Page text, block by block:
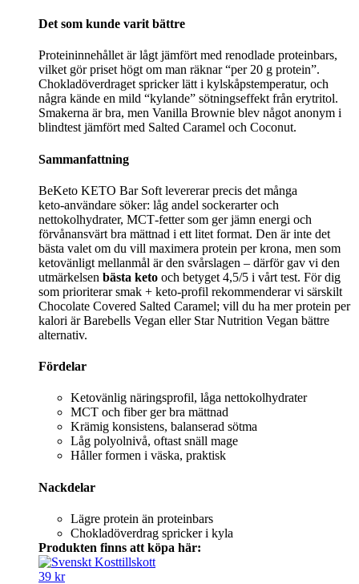
Det som kunde varit bättre
Proteininnehållet är lågt jämfört med renodlade proteinbars,
vilket gör priset högt om man räknar “per 20 g protein”.
Chokladöverdraget spricker lätt i kylskåpstemperatur, och
några kände en mild “kylande” sötningseffekt från erytritol.
Smakerna är bra, men Vanilla Brownie blev något anonym i
blindtest jämfört med Salted Caramel och Coconut.
Sammanfattning
BeKeto KETO Bar Soft levererar precis det många
keto‑användare söker: låg andel sockerarter och
nettokolhydrater, MCT‑fetter som ger jämn energi och
förvånansvärt bra mättnad i ett litet format. Den är inte det
bästa valet om du vill maximera protein per krona, men som
ketovänligt mellanmål är den svårslagen – därför gav vi den
utmärkelsen bästa keto och betyget 4,5/5 i vårt test. För dig
som prioriterar smak + keto‑profil rekommenderar vi särskilt
Chocolate Covered Salted Caramel; vill du ha mer protein per
kalori är Barebells Vegan eller Star Nutrition Vegan bättre
alternativ.
Fördelar
Ketovänlig näringsprofil, låga nettokolhydrater
MCT och fiber ger bra mättnad
Krämig konsistens, balanserad sötma
Låg polyolnivå, oftast snäll mage
Håller formen i väska, praktisk
Nackdelar
Lägre protein än proteinbars
Chokladöverdrag spricker i kyla
Produkten finns att köpa här:
39 kr